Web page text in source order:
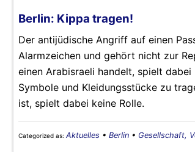
Berlin: Kippa tragen!
Der antijüdische Angriff auf einen
Alarmzeichen und gehört nicht zur
einen Arabisraeli handelt, spielt
Symbole und Kleidungsstücke zu
ist, spielt dabei keine Rolle.
Categorized as: Aktuelles • Berlin • Gesellschaft,